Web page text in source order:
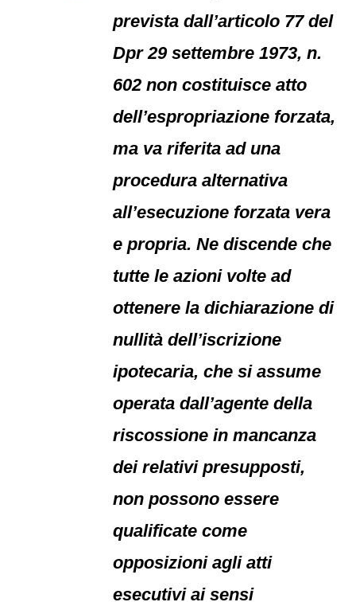
prevista dall’articolo 77 del
Dpr 29 settembre 1973, n.
602 non costituisce atto
dell’espropriazione forzata,
ma va riferita ad una
procedura alternativa
all’esecuzione forzata vera
e propria. Ne discende che
tutte le azioni volte ad
ottenere la dichiarazione di
nullità dell’iscrizione
ipotecaria, che si assume
operata dall’agente della
riscossione in mancanza
dei relativi presupposti,
non possono essere
qualificate come
opposizioni agli atti
esecutivi ai sensi